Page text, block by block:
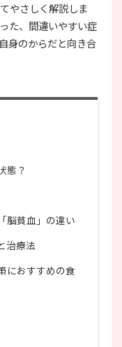
やさしく解説しま
た、間違いやすい症
身のからだと向き合
態？
脳貧血」の違い
治療法
におすすめの食